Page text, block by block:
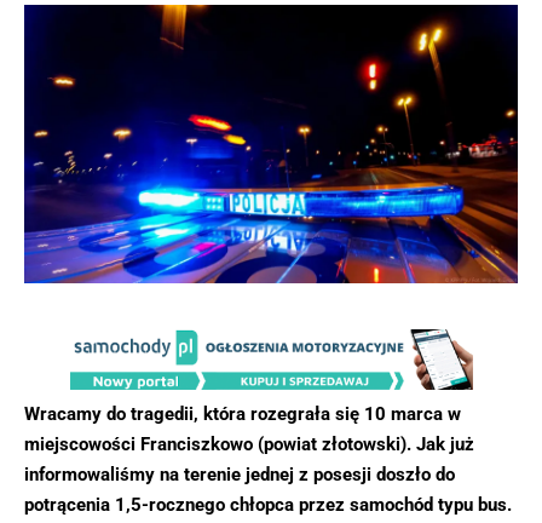
Wracamy do tragedii, która rozegrała się 10 marca w
miejscowości Franciszkowo (powiat złotowski). Jak już
informowaliśmy na terenie jednej z posesji doszło do
potrącenia 1,5-rocznego chłopca przez samochód typu bus.